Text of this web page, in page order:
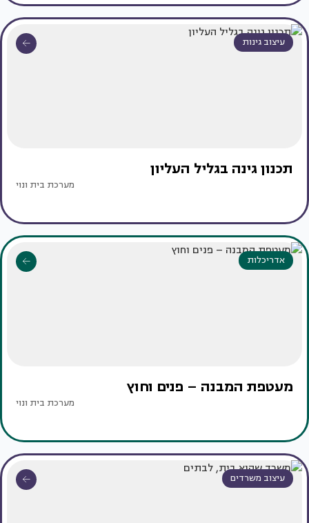
עיצוב גינות
תכנון גינה בגליל העליון
מערכת בית ונוי
אדריכלות
מעטפת המבנה – פנים וחוץ
מערכת בית ונוי
עיצוב משרדים